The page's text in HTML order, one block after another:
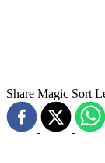
Share Magic Sort